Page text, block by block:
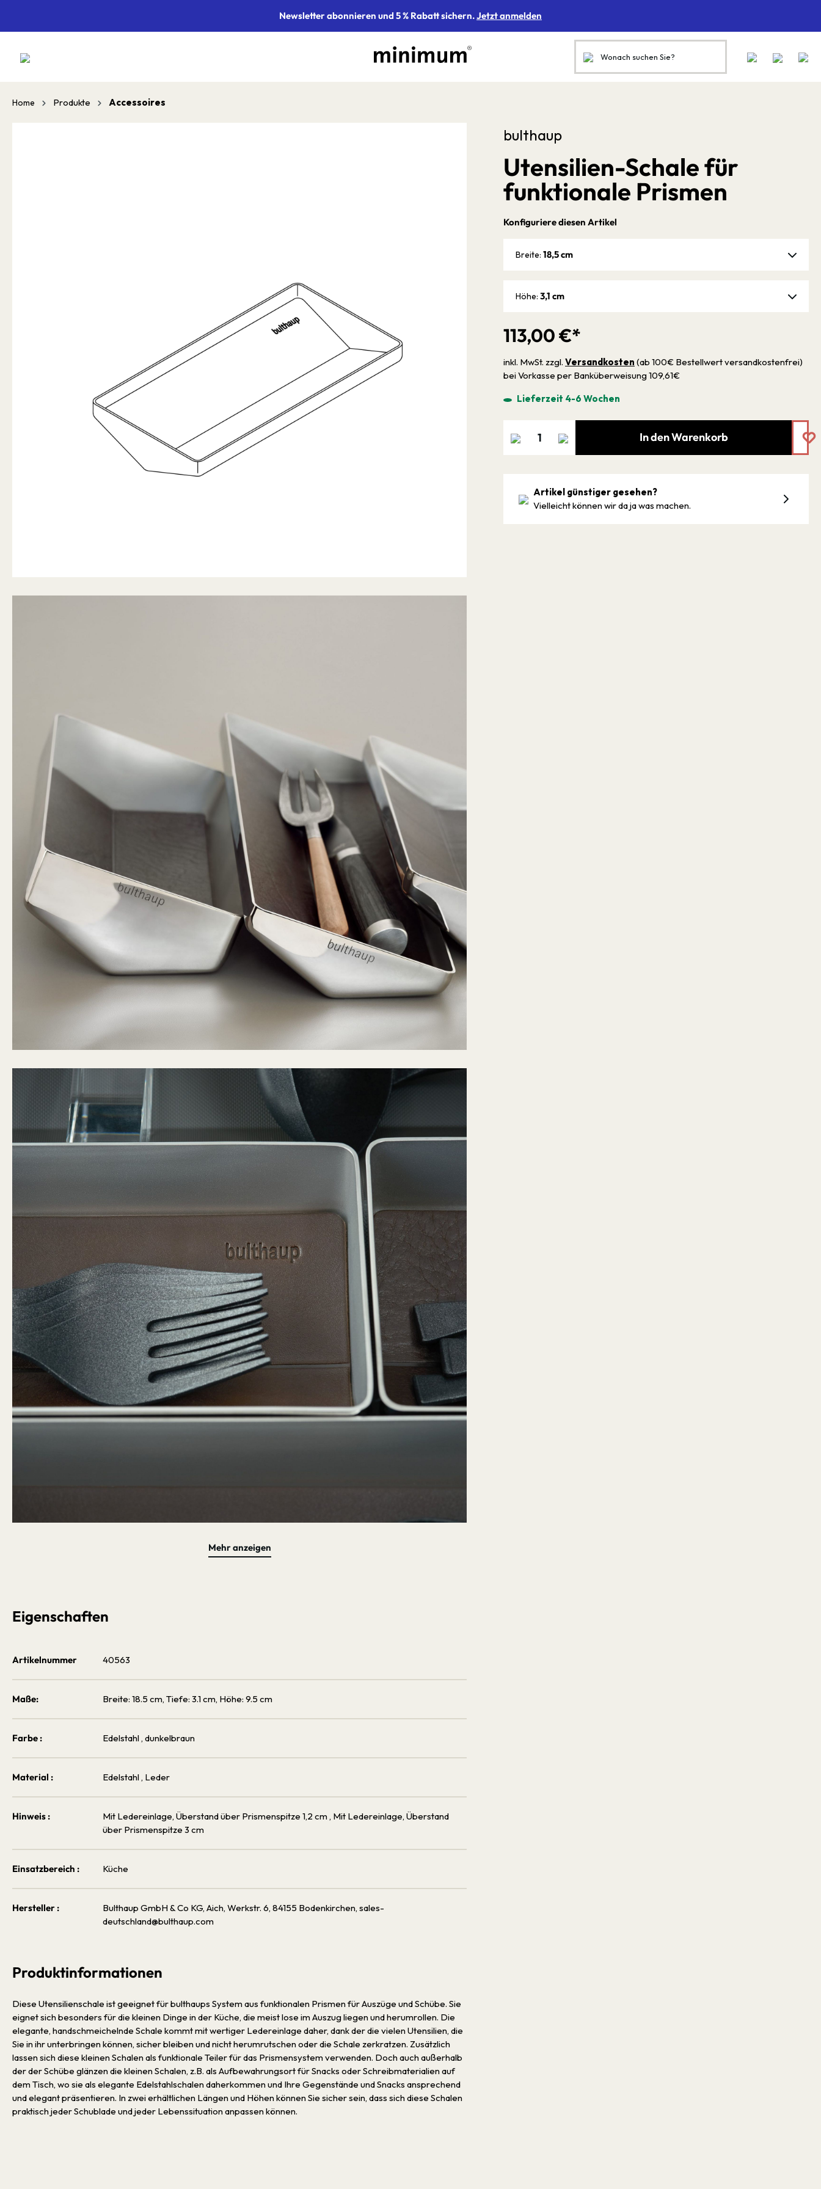
Newsletter abonnieren und 5 % Rabatt sichern.Jetzt anmelden
Home Produkte Accessoires
Mehr anzeigen
Eigenschaften
Artikelnummer 40563
Maße: Breite: 18.5 cm, Tiefe: 3.1 cm, Höhe: 9.5 cm
Farbe : Edelstahl, dunkelbraun
Material : Edelstahl, Leder
Hinweis : Mit Ledereinlage, Überstand über Prismenspitze 1,2 cm , Mit Ledereinlage, Überstand
über Prismenspitze 3 cm
Einsatzbereich : Küche
Hersteller :
Bulthaup GmbH & Co KG, Aich, Werkstr. 6, 84155 Bodenkirchen, sales-
deutschland@bulthaup.com
Produktinformationen
Diese Utensilienschale ist geeignet für bulthaups System aus funktionalen Prismen für Auszüge und Schübe. Sie
eignet sich besonders für die kleinen Dinge in der Küche, die meist lose im Auszug liegen und herumrollen. Die
elegante, handschmeichelnde Schale kommt mit wertiger Ledereinlage daher, dank der die vielen Utensilien, die
Sie in ihr unterbringen können, sicher bleiben und nicht herumrutschen oder die Schale zerkratzen. Zusätzlich
lassen sich diese kleinen Schalen als funktionale Teiler für das Prismensystem verwenden. Doch auch außerhalb
der der Schübe glänzen die kleinen Schalen, z.B. als Aufbewahrungsort für Snacks oder Schreibmaterialien auf
dem Tisch, wo sie als elegante Edelstahlschalen daherkommen und Ihre Gegenstände und Snacks ansprechend
und elegant präsentieren. In zwei erhältlichen Längen und Höhen können Sie sicher sein, dass sich diese Schalen
praktisch jeder Schublade und jeder Lebenssituation anpassen können.
bulthaup
Utensilien-Schale für
funktionale Prismen
113,00 €*
inkl. MwSt. zzgl. Versandkosten (ab 100€ Bestellwert versandkostenfrei)
bei Vorkasse per Banküberweisung 109,61€
Lieferzeit 4-6 Wochen
Konfiguriere diesen Artikel
Breite: 18,5 cm
Höhe: 3,1 cm
In den Warenkorb
Artikel günstiger gesehen?
Vielleicht können wir da ja was machen.